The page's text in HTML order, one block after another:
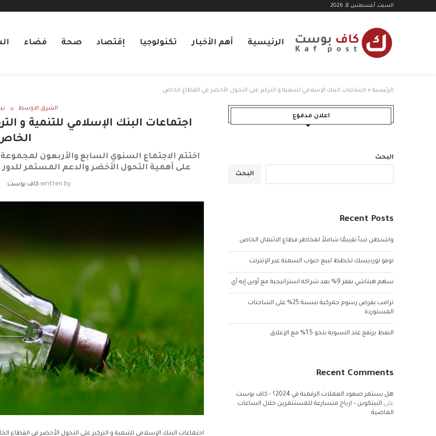
السبت, أغسطس 8, 2026
الرئيسية أهم الأخبار تكنولوجيا إقتصاد صحة فضاء
الرئيسية » اجتماعات البنك الإسلامي للتنمية و التركيز على التحول الأخضر في القطاع الخاص
الشرق الاوسط
اجتماعات البنك الإسلامي للتنمية و
اختتم الاجتماع السنوي السابع والأربعون
على أهمية التحول الأخضر والدعم المستمر
written by كاف بوست
اجتماعات البنك الإسلامي للتنمية و التركيز على التحول الأخضر في القطاع
اعلان مدفوع
البحث
البحث
Recent Posts
واشنطن تبدأ تقييمًا شاملاً لمخاطر قطاع الائتمان الخاص
نوفو نورديسك تخطط لبيع حبوب السمنة عبر الإنترنت
سهم هيتاشي يقفز 9% بعد شراكة استراتيجية مع أوبن إيه آي
ترامب يفرض رسوم جمركية بنسبة 25% على الشاحنات
المستوردة
النفط يرتفع عند التسوية بنحو 1.5% مع الإغلاق
Recent Comments
هل يستمر صعود العملات الرقمية في 2024؟ - كاف بوست
على البيتكوين – ارباح متسارعة للمستثمرين خلال الساعات
الماضية